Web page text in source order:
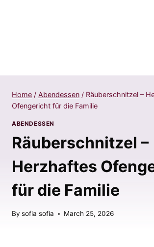
Home / Abendessen / Räuberschnitzel –
Ofengericht für die Familie
ABENDESSEN
Räuberschnitzel –
Herzhaftes
für die Familie
By sofia sofia March 25, 2026